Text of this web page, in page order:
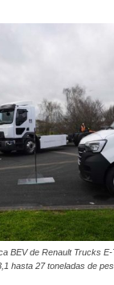
BEV de Renault Trucks
hasta 27 toneladas de